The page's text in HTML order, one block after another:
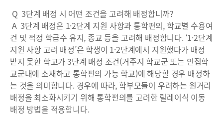
Q 3단계 배정 시 어떤 조건을 고려해 배정합니까?
A 3단계 배정은 1·2단계 지원 사항과 통학편의, 학교별 수용여
건 및 적정 학급수 유지, 종교 등을 고려해 배정합니다. ‘1·2단계
지원 사항 고려 배정’은 학생이 1·2단계에서 지원했다가 배정
받지 못한 학교가 3단계 배정 조건(거주지 학교군 또는 인접학
교군내에 소재하고 통학편의 가능 학교)에 해당할 경우 배정하
는 것을 의미합니다. 경우에 따라, 학부모들이 우려하는 원거리
배정을 최소화시키기 위해 통학편의를 고려한 릴레이식 이동
배정 방법을 적용합니다.